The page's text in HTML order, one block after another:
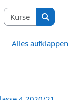
Kurse
Kurse
Alles aufklappen